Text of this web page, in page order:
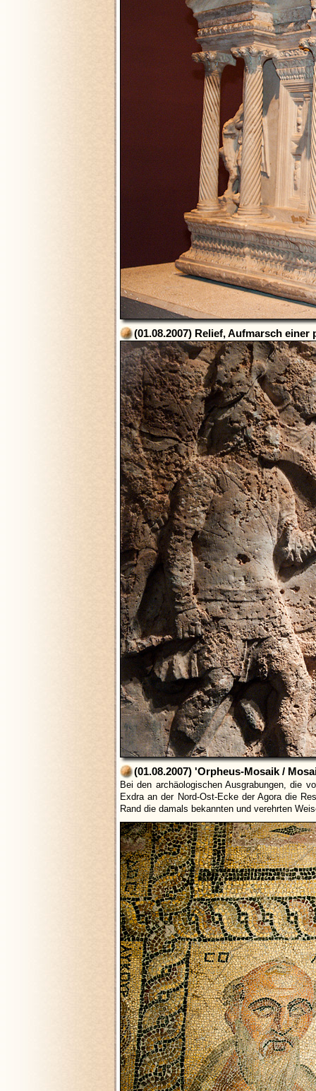
(01.08.2007) Relief, Aufmarsch
(01.08.2007) 'Orpheus-Mosaik /
Bei den archäologischen Ausgrabungen, die
Exdra an der Nord-Ost-Ecke der Agora die
Rand die damals bekannten und verehrten